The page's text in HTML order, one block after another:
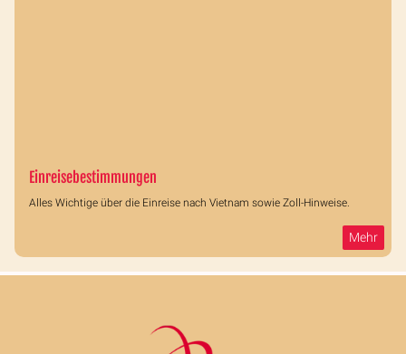
Einreisebestimmungen
Alles Wichtige über die Einreise nach Vietnam sowie Zoll-Hinweise.
Mehr